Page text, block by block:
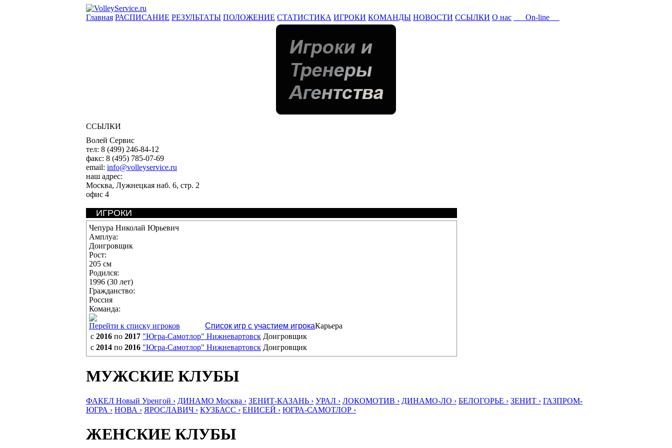
Главная РАСПИСАНИЕ РЕЗУЛЬТАТЫ ПОЛОЖЕНИЕ СТАТИСТИКА ИГРОКИ КОМАНДЫ НОВОСТИ ССЫЛКИ О нас On-line
ССЫЛКИ
Волей Сервис
тел: 8 (499) 246-84-12
факс: 8 (495) 785-07-69
email: info@volleyservice.ru
наш адрес:
Москва, Лужнецкая наб. 6, стр. 2
офис 4
ИГРОКИ
Чепура Николай Юрьевич
Амплуа:
Доигровщик
Рост:
205 см
Родился:
1996 (30 лет)
Гражданство:
Россия
Команда:
Перейти к списку игроков
Список игр с участием игрокаКарьера
с 2016 по 2017 "Югра-Самотлор" Нижневартовск Доигровщик
с 2014 по 2016 "Югра-Самотлор" Нижневартовск Доигровщик
МУЖСКИЕ КЛУБЫ
ФАКЕЛ Новый Уренгой › ДИНАМО Москва › ЗЕНИТ-КАЗАНЬ › УРАЛ › ЛОКОМОТИВ › ДИНАМО-ЛО › БЕЛОГОРЬЕ › ЗЕНИТ › ГАЗПРОМ-
ЮГРА › НОВА › ЯРОСЛАВИЧ › КУЗБАСС › ЕНИСЕЙ › ЮГРА-САМОТЛОР ›
ЖЕНСКИЕ КЛУБЫ